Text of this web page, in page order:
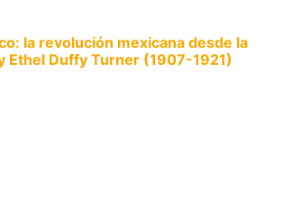
la revolución mexicana desde la
Ethel Duffy Turner (1907-1921)